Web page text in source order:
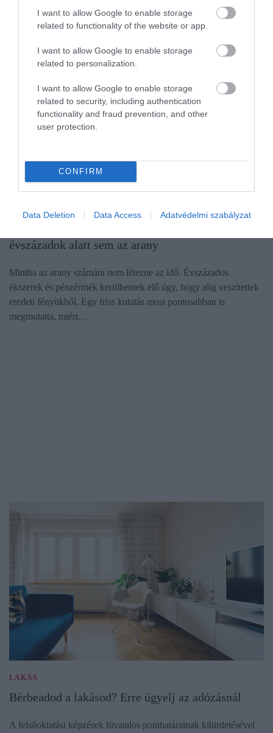
I want to allow Google to enable storage
related to functionality of the website or app.
I want to allow Google to enable storage
related to personalization.
I want to allow Google to enable storage
related to security, including authentication
functionality and fraud prevention, and other
user protection.
CONFIRM
Data Deletion Data Access Adatvédelmi szabályzat
évszázadok alatt sem az arany
Mintha az arany számára nem létezne az idő. Évszázados
ékszerek és pénzérmék kerülhetnek elő úgy, hogy alig veszítettek
eredeti fényükből. Egy friss kutatás most pontosabban is
megmutatta, miért…
LAKÁS
Bérbeadod a lakásod? Erre ügyelj az adózásnál
A felsőoktatási képzések hivatalos ponthatárainak kihirdetésével